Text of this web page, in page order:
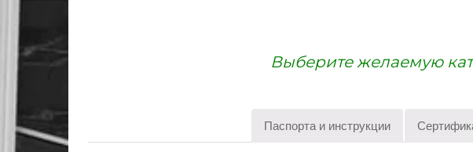
Выберите желаемую
Паспорта и инструкции